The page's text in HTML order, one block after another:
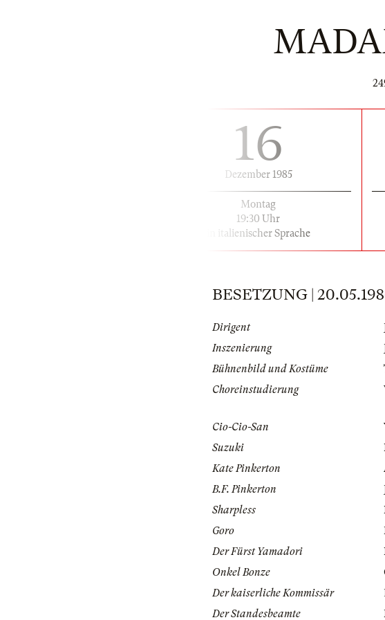
16
Dezember 1985
Montag
19:30 Uhr
in italienischer Sprache
BESETZUNG |
Dirigent
Inszenierung
Bühnenbild und Kostüme
Choreinstudierung
Cio-Cio-San
Suzuki
Kate Pinkerton
B.F. Pinkerton
Sharpless
Goro
Der Fürst Yamadori
Onkel Bonze
Der kaiserliche Kommissär
Der Standesbeamte